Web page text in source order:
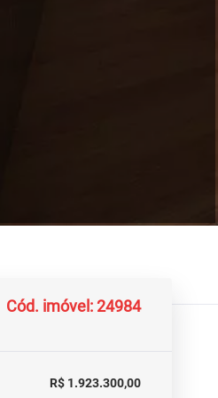
Cód. imóvel: 24984
R$ 1.923.300,00